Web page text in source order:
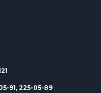
91, 225-05-89